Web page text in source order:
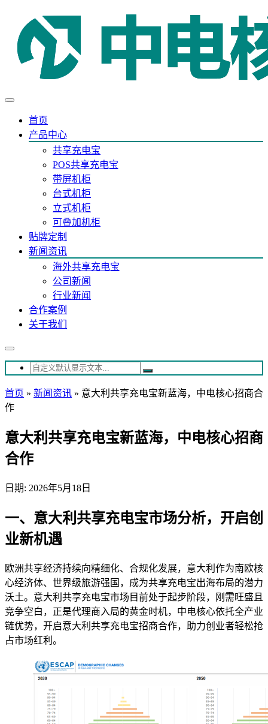
首页
产品中心
共享充电宝
POS共享充电宝
带屏机柜
台式机柜
立式机柜
可叠加机柜
贴牌定制
新闻资讯
海外共享充电宝
公司新闻
行业新闻
合作案例
关于我们
首页 » 新闻资讯 » 意大利共享充电宝新蓝海，中电核心招商合
作
意大利共享充电宝新蓝海，中电核心招商
合作
日期: 2026年5月18日
一、意大利共享充电宝市场分析，开启创
业新机遇
欧洲共享经济持续向精细化、合规化发展，意大利作为南欧核
心经济体、世界级旅游强国，成为共享充电宝出海布局的潜力
沃土。意大利共享充电宝市场目前处于起步阶段，刚需旺盛且
竞争空白，正是代理商入局的黄金时机，中电核心依托全产业
链优势，开启意大利共享充电宝招商合作，助力创业者轻松抢
占市场红利。